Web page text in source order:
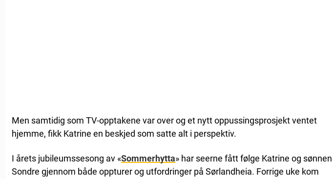
Men samtidig som TV-opptakene var over og et nytt oppussingsprosjekt ventet
hjemme, fikk Katrine en beskjed som satte alt i perspektiv.
I årets jubileumssesong av «Sommerhytta» har seerne fått følge Katrine og sønnen
Sondre gjennom både oppturer og utfordringer på Sørlandheia. Forrige uke kom